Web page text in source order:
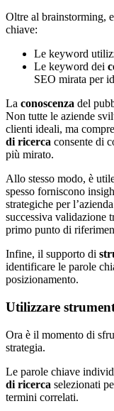
Oltre al brainstorming,
chiave:
Le keyword
Le keyword dei
SEO mirata per
La conoscenza del
Non tutte le aziende
clienti ideali, ma
di ricerca consente di
più mirato.
Allo stesso modo, è
spesso forniscono
strategiche per
successiva validazione
primo punto di
Infine, il supporto di
identificare le parole
posizionamento.
Utilizzare
Ora è il momento di
strategia.
Le parole chiave
di ricerca selezionati
termini correlati.